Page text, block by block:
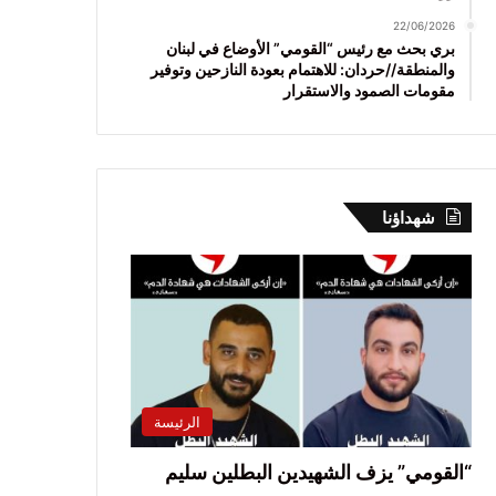
22/06/2026
بري بحث مع رئيس “القومي” الأوضاع في لبنان
والمنطقة//حردان: للاهتمام بعودة النازحين وتوفير
مقومات الصمود والاستقرار
شهداؤنا
الرئيسة
“القومي” يزف الشهيدين البطلين سليم